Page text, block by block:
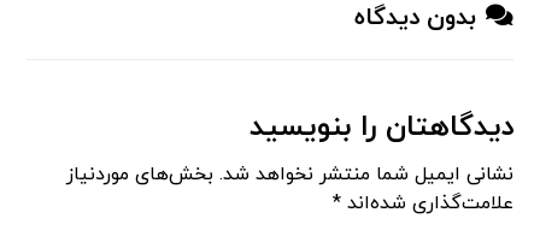
بدون دیدگاه
دیدگاهتان را بنویسید
نشانی ایمیل شما منتشر نخواهد شد. بخش‌های موردنیاز
علامت‌گذاری شده‌اند*